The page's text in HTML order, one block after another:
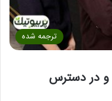
ترجمه شده
و در دسترس